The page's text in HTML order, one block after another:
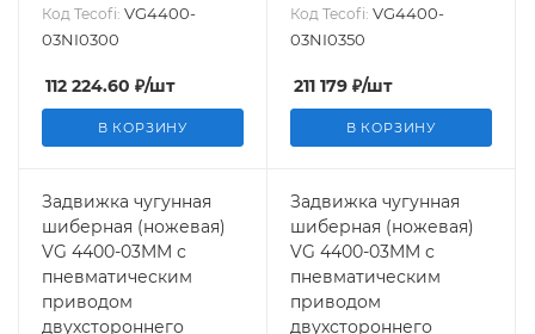
Код Tecofi: VG4400-
03NI0300
112 224.60 ₽/шт
В КОРЗИНУ
Код Tecofi: VG4400-
03NI0350
211 179 ₽/шт
В КОРЗИНУ
Задвижка чугунная
шиберная (ножевая)
VG 4400-03MM с
пневматическим
приводом
двухстороннего
Задвижка чугунная
шиберная (ножевая)
VG 4400-03MM с
пневматическим
приводом
двухстороннего